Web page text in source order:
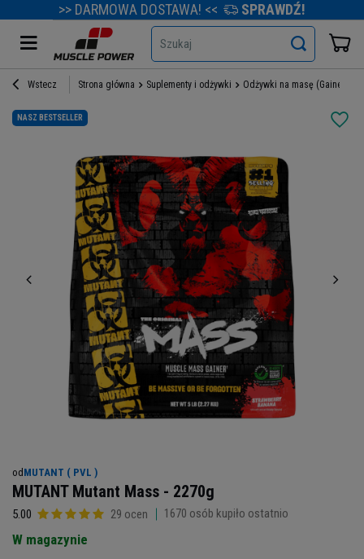
>> DARMOWA DOSTAWA! << SPRAWDŹ!
Szukaj
Wstecz Strona główna Suplementy i odżywki Odżywki na masę (Gainery)
NASZ BESTSELLER
od MUTANT ( PVL )
MUTANT Mutant Mass - 2270g
5.00 29 ocen 1670 osób kupiło ostatnio
W magazynie